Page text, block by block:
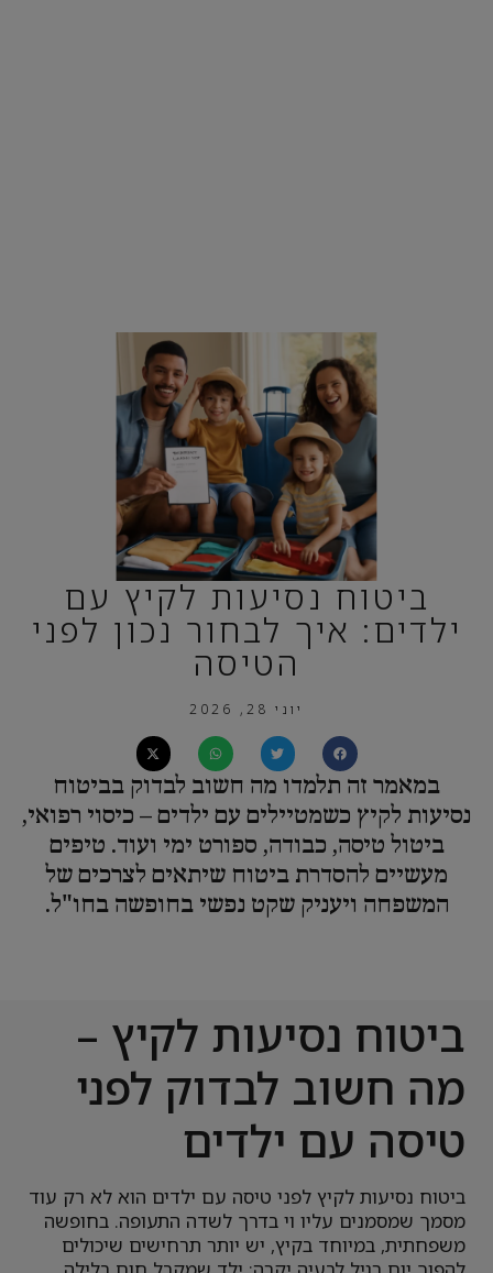
ביטוח נסיעות לקיץ עם
ילדים: איך לבחור נכון לפני
הטיסה
יוני 28, 2026
במאמר זה תלמדו מה חשוב לבדוק בביטוח
נסיעות לקיץ כשמטיילים עם ילדים – כיסוי רפואי,
ביטול טיסה, כבודה, ספורט ימי ועוד. טיפים
מעשיים להסדרת ביטוח שיתאים לצרכים של
המשפחה ויעניק שקט נפשי בחופשה בחו"ל.
ביטוח נסיעות לקיץ –
מה חשוב לבדוק לפני
טיסה עם ילדים
ביטוח נסיעות לקיץ לפני טיסה עם ילדים הוא לא רק עוד
מסמך שמסמנים עליו וי בדרך לשדה התעופה. בחופשה
משפחתית, במיוחד בקיץ, יש יותר תרחישים שיכולים